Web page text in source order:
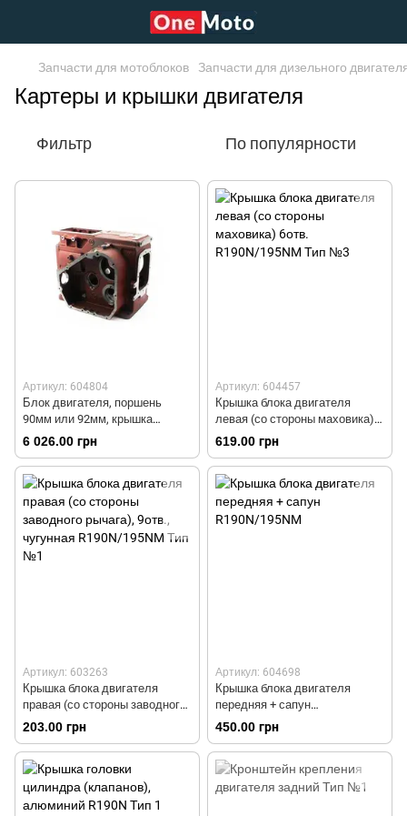
Запчасти для мотоблоков Запчасти для дизельного
Картеры и крышки двигателя
Фильтр По популярности
Артикул: 604804
Блок двигателя, поршень
90мм или 92мм, крышка
правая 9отв., крышка левая
5отв. R190N
6 026.00 грн
Артикул: 604457
Крышка блока двигателя
левая (со стороны маховика)
6отв. R190N/195NM Тип №3
619.00 грн
Артикул: 603263
Крышка блока двигателя
правая (со стороны заводного
рычага), 9отв., чугунная
R190N/195NM Тип №1
203.00 грн
Артикул: 604698
Крышка блока двигателя
передняя + сапун
R190N/195NM
450.00 грн